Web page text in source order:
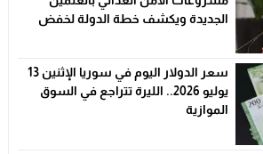
الجديدة ويكشف خطة الدولة لخفض
سعر الدولار اليوم في سوريا الإثنين 13
يوليو 2026.. الليرة تتراجع في السوق
الموازية